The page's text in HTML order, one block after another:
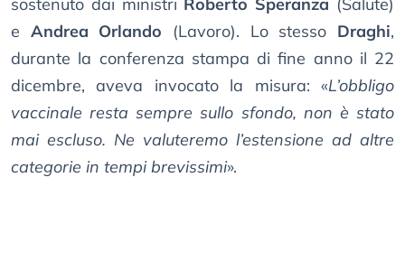
sostenuto dai ministri Roberto Speranza (Salute)
e Andrea Orlando (Lavoro). Lo stesso Draghi,
durante la conferenza stampa di fine anno il 22
dicembre, aveva invocato la misura: «L’obbligo
vaccinale resta sempre sullo sfondo, non è stato
mai escluso. Ne valuteremo l’estensione ad altre
categorie in tempi brevissimi».